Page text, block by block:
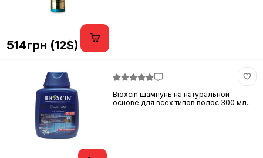
514грн (12$)
Bioxcin шампунь на натуральной
основе для всех типов волос 300 мл...